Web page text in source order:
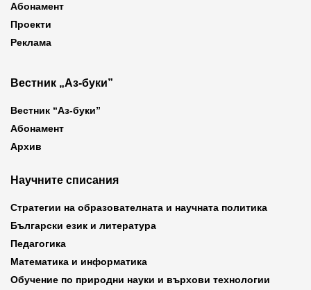
Абонамент
Проекти
Реклама
Вестник „Аз-буки”
Вестник “Аз-буки”
Абонамент
Архив
Научните списания
Стратегии на образователната и научната политика
Български език и литература
Педагогика
Математика и информатика
Обучение по природни науки и върхови технологии